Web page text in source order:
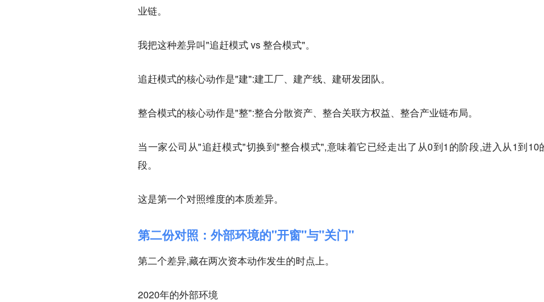
业链。
我把这种差异叫"追赶模式 vs 整合模式"。
追赶模式的核心动作是"建":建工厂、建产线、建研发团队。
整合模式的核心动作是"整":整合分散资产、整合关联方权益、整合产业链布局。
当一家公司从"追赶模式"切换到"整合模式",意味着它已经走出了从0到1的阶段,进入从1到10
段。
这是第一个对照维度的本质差异。
第二份对照：外部环境的"开窗"与"关门"
第二个差异,藏在两次资本动作发生的时点上。
2020年的外部环境